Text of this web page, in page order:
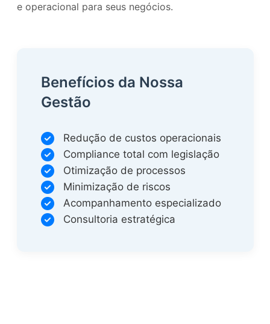
e operacional para seus negócios.
Benefícios da Nossa
Gestão
Redução de custos operacionais
Compliance total com legislação
Otimização de processos
Minimização de riscos
Acompanhamento especializado
Consultoria estratégica